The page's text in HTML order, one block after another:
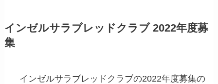
インゼルサラブレッドクラブ 2022年度募
集
インゼルサラブレッドクラブの2022年度募集の